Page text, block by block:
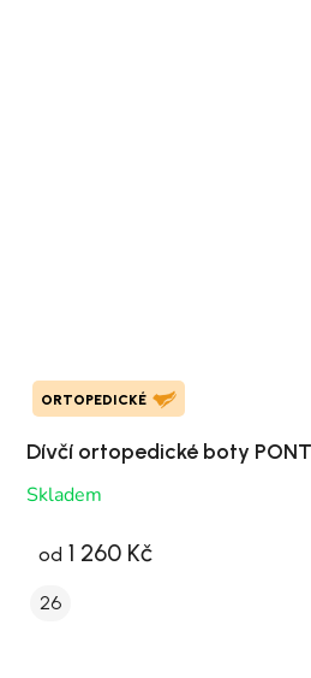
ORTOPEDICKÉ
Dívčí ortopedické boty
Skladem
od 1 260 Kč
26